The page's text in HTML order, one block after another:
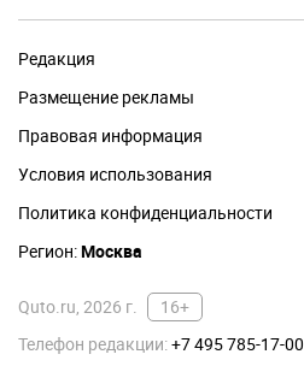
Редакция
Размещение рекламы
Правовая информация
Условия использования
Политика конфиденциальности
Регион:Москва
Quto.ru, 2026 г.
16+
Телефон редакции:+7 495 785-17-00